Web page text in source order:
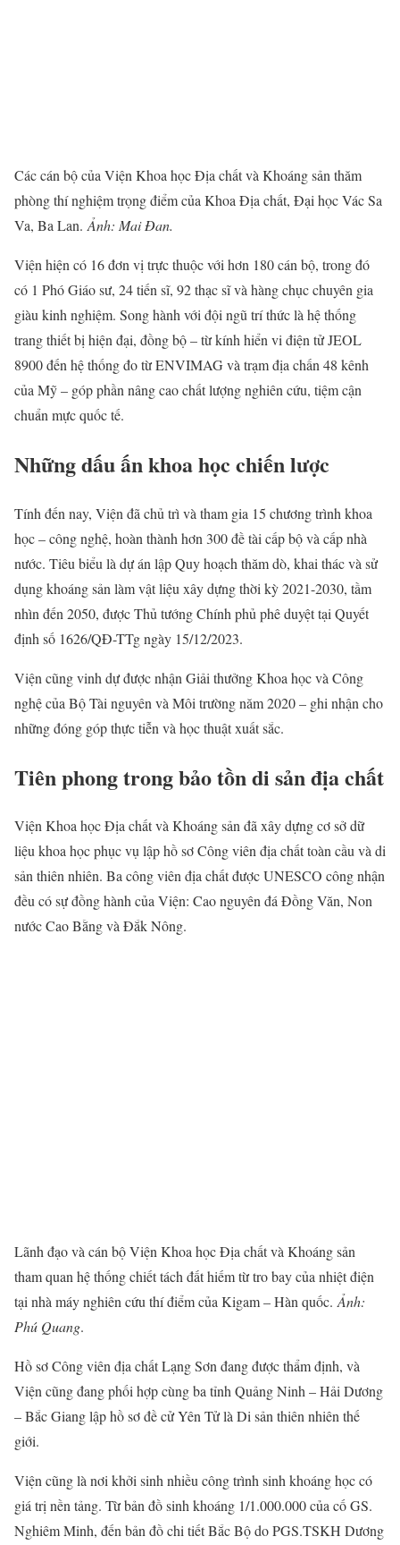
Các cán bộ của Viện Khoa học Địa chất và Khoáng sản thăm
phòng thí nghiệm trọng điểm của Khoa Địa chất, Đại học Vác Sa
Va, Ba Lan. Ảnh: Mai Đan.
Viện hiện có 16 đơn vị trực thuộc với hơn 180 cán bộ, trong đó
có 1 Phó Giáo sư, 24 tiến sĩ, 92 thạc sĩ và hàng chục chuyên gia
giàu kinh nghiệm. Song hành với đội ngũ trí thức là hệ thống
trang thiết bị hiện đại, đồng bộ – từ kính hiển vi điện tử JEOL
8900 đến hệ thống đo từ ENVIMAG và trạm địa chấn 48 kênh
của Mỹ – góp phần nâng cao chất lượng nghiên cứu, tiệm cận
chuẩn mực quốc tế.
Những dấu ấn khoa học chiến lược
Tính đến nay, Viện đã chủ trì và tham gia 15 chương trình khoa
học – công nghệ, hoàn thành hơn 300 đề tài cấp bộ và cấp nhà
nước. Tiêu biểu là dự án lập Quy hoạch thăm dò, khai thác và sử
dụng khoáng sản làm vật liệu xây dựng thời kỳ 2021-2030, tầm
nhìn đến 2050, được Thủ tướng Chính phủ phê duyệt tại Quyết
định số 1626/QĐ-TTg ngày 15/12/2023.
Viện cũng vinh dự được nhận Giải thưởng Khoa học và Công
nghệ của Bộ Tài nguyên và Môi trường năm 2020 – ghi nhận cho
những đóng góp thực tiễn và học thuật xuất sắc.
Tiên phong trong bảo tồn di sản địa chất
Viện Khoa học Địa chất và Khoáng sản đã xây dựng cơ sở dữ
liệu khoa học phục vụ lập hồ sơ Công viên địa chất toàn cầu và di
sản thiên nhiên. Ba công viên địa chất được UNESCO công nhận
đều có sự đồng hành của Viện: Cao nguyên đá Đồng Văn, Non
nước Cao Bằng và Đắk Nông.
Lãnh đạo và cán bộ Viện Khoa học Địa chất và Khoáng sản
tham quan hệ thống chiết tách đất hiếm từ tro bay của nhiệt điện
tại nhà máy nghiên cứu thí điểm của Kigam – Hàn quốc.Ảnh:
Phú Quang.
Hồ sơ Công viên địa chất Lạng Sơn đang được thẩm định, và
Viện cũng đang phối hợp cùng ba tỉnh Quảng Ninh – Hải Dương
– Bắc Giang lập hồ sơ đề cử Yên Tử là Di sản thiên nhiên thế
giới.
Viện cũng là nơi khởi sinh nhiều công trình sinh khoáng học có
giá trị nền tảng. Từ bản đồ sinh khoáng 1/1.000.000 của cố GS.
Nghiêm Minh, đến bản đồ chi tiết Bắc Bộ do PGS.TSKH Dương